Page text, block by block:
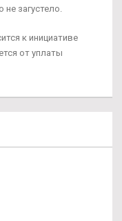
не загустело.
к инициативе
от уплаты